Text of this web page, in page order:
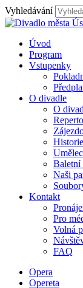
Vyhledávání
Úvod
Program
Vstupenky
O divadle
O
Baletní
Naši
Kontakt
Pro
Volná
FAQ
Opera
Opereta